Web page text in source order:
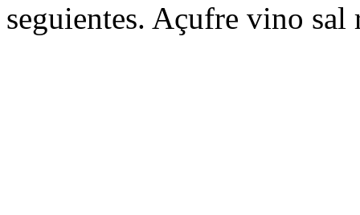
seguientes. Açufre vino